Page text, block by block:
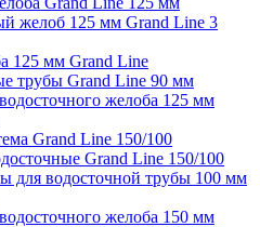
желоб 125 мм Grand Line 3
125 мм Grand Line
трубы Grand Line 90 мм
желоба 125 мм
Grand Line 150/100
Grand Line 150/100
для водосточной трубы 100 мм
желоба 150 мм